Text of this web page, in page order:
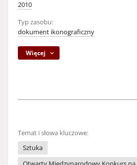
2010
Typ zasobu:
dokument ikonograficzny
Więcej
Temat i słowa kluczowe:
Sztuka